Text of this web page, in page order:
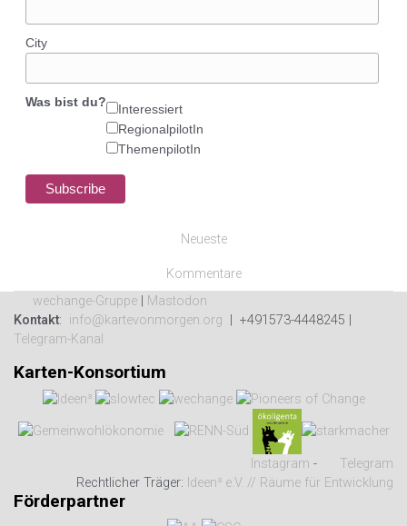
City
Was bist du?
Interessiert
RegionalpilotIn
ThemenpilotIn
Neueste
Kommentare
wechange-Gruppe
Mastodon
Kontakt: info@kartevonmorgen.org | +491573-4448245 |
Telegram-Kanal
Karten-Konsortium
Instagram -
Telegram
Rechtlicher Träger: Ideen³ e.V. // Räume für Entwicklung
Förderpartner